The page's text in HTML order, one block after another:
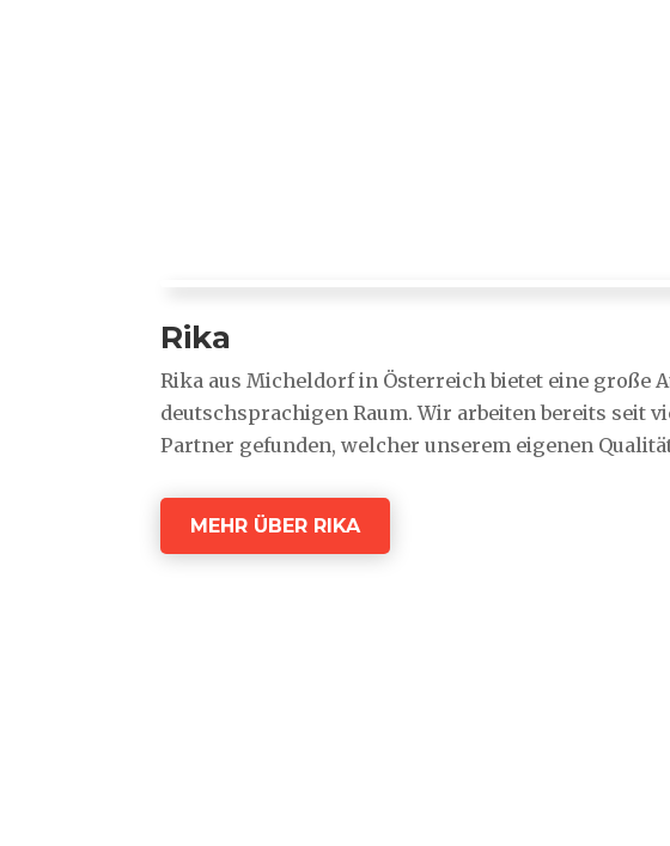
Rika
Rika aus Micheldorf in Österreich bietet eine
deutschsprachigen Raum. Wir arbeiten bereits seit
Partner gefunden, welcher unserem eigenen
MEHR ÜBER RIKA